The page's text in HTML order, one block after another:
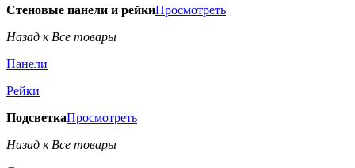
Стеновые панели и рейкиПросмотреть
Назад к Все товары
Панели
Рейки
ПодсветкаПросмотреть
Назад к Все товары